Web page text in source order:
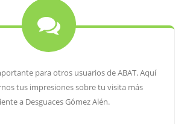
para otros usuarios de ABAT. Aquí
tus impresiones sobre tu visita más
a Desguaces Gómez Alén.